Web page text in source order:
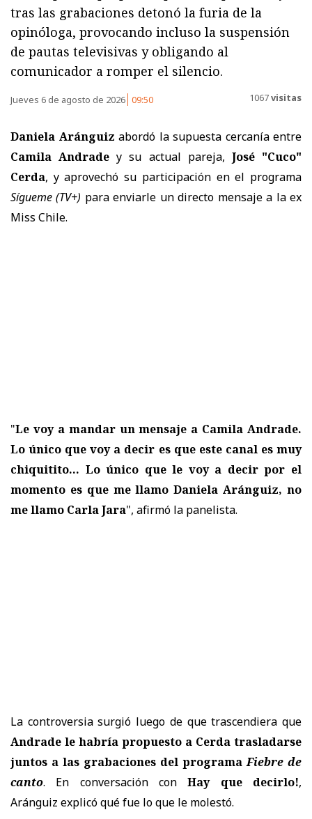
tras las grabaciones detonó la furia de la
opinóloga, provocando incluso la suspensión
de pautas televisivas y obligando al
comunicador a romper el silencio.
Jueves 6 de agosto de 2026 09:50 1067visitas
Daniela Aránguiz abordó la supuesta cercanía entre
Camila Andrade y su actual pareja, José "Cuco"
Cerda, y aprovechó su participación en el programa
Sígueme (TV+) para enviarle un directo mensaje a la ex
Miss Chile.
"Le voy a mandar un mensaje a Camila Andrade.
Lo único que voy a decir es que este canal es muy
chiquitito... Lo único que le voy a decir por el
momento es que me llamo Daniela Aránguiz, no
me llamo Carla Jara", afirmó la panelista.
La controversia surgió luego de que trascendiera que
Andrade le habría propuesto a Cerda trasladarse
juntos a las grabaciones del programaFiebre de
canto. En conversación conHay que decirlo!,
Aránguiz explicó qué fue lo que le molestó.